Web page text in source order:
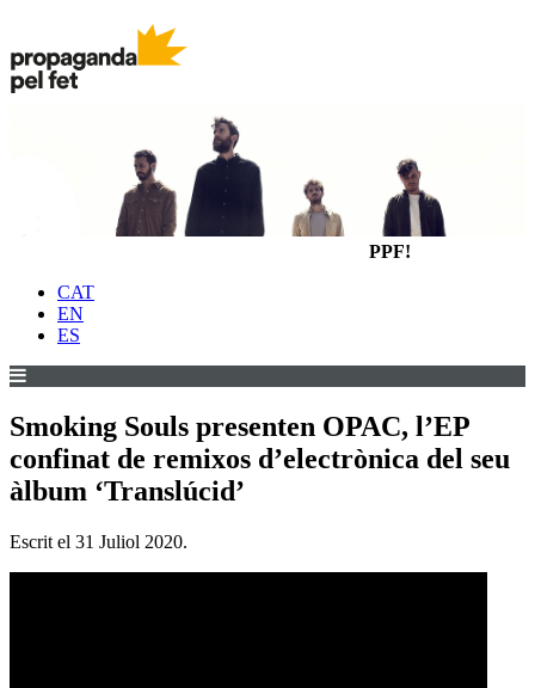
PPF!
CAT
EN
ES
Smoking Souls presenten OPAC, l’EP
confinat de remixos d’electrònica del seu
àlbum ‘Translúcid’
Escrit el 31 Juliol 2020.